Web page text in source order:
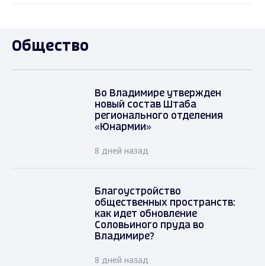
Общество
Во Владимире утвержден
новый состав Штаба
регионального отделения
«Юнармии»
8 дней назад
Благоустройство
общественных пространств:
как идет обновление
Соловьиного пруда во
Владимире?
8 дней назад